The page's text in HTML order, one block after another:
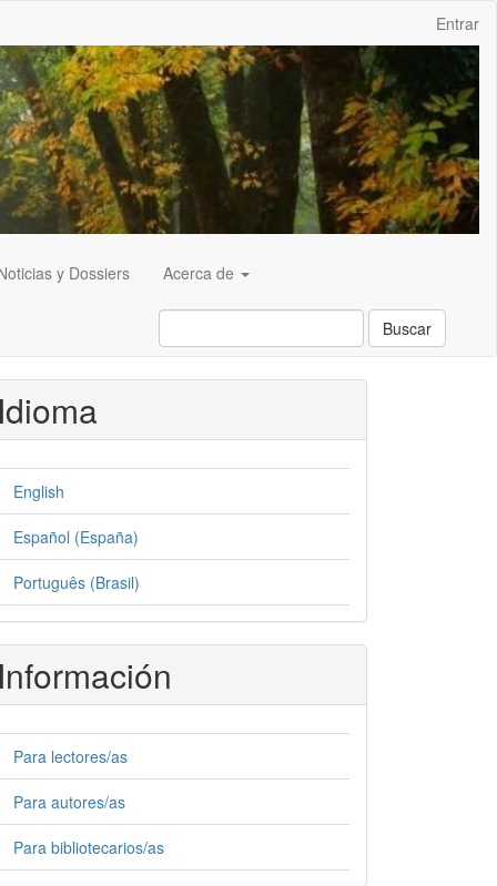
Entrar
y Dossiers Acerca de
Buscar
English
Español (España)
Português (Brasil)
Para lectores/as
Para autores/as
Para bibliotecarios/as